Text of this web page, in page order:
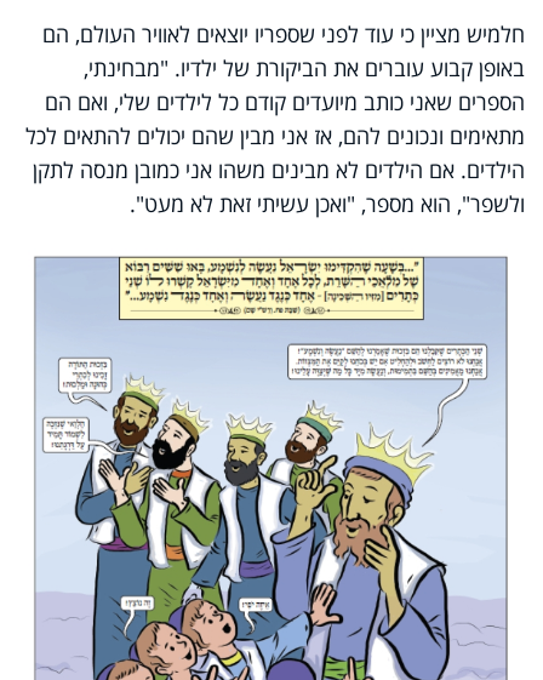
חלמיש מציין כי עוד לפני שספריו יוצאים לאוויר העולם, הם
באופן קבוע עוברים את הביקורת של ילדיו. "מבחינתי,
הספרים שאני כותב מיועדים קודם כל לילדים שלי, ואם הם
מתאימים ונכונים להם, אז אני מבין שהם יכולים להתאים לכל
הילדים. אם הילדים לא מבינים משהו אני כמובן מנסה לתקן
ולשפר", הוא מספר, "ואכן עשיתי זאת לא מעט".